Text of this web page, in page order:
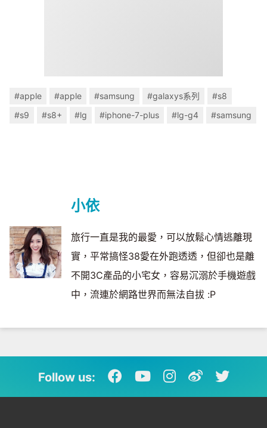
#apple #apple #samsung #galaxys系列
#s8
#s9
#s8+ #lg #iphone-7-plus #lg-g4 #samsung
小依
旅行一直是我的最愛，可以放鬆心情逃離現
實，平常搞怪38愛在外跑透透，但卻也是離
不開3C產品的小宅女，容易沉溺於手機遊戲
中，流連於網路世界而無法自拔 :P
Follow us: